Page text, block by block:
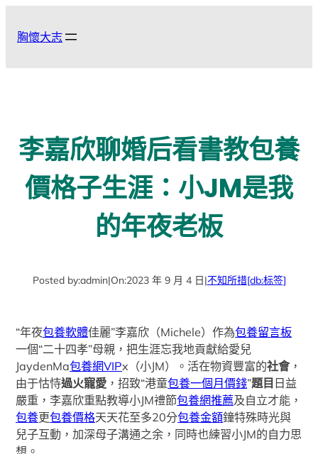
胸懷大志
李嘉欣聊婚后看書教包養
價格子生涯：小JM是我
的年夜老板
Posted by:admin|On:2023 年 9 月 4 日|不知所措[db:标签]
“年夜包養軟體佳麗”李嘉欣（Michele）作為包養留言板
一個“二十四孝”母親，把生涯忘我地貢獻給愛兒
JaydenMa包養網VIPx（小JM）。活在物資豐富的社會，
由于怙恃過火寵愛 ，招致“港童包養一個月價錢”題目 日益
嚴重，李嘉欣重點教導小JM禮節包養網推薦及自立才能，
包養更包養價格天天花至多20分包養金額鐘特殊時光與
兒子互動，加深母子溝通之余，同時也練習小JM的自力思
想。